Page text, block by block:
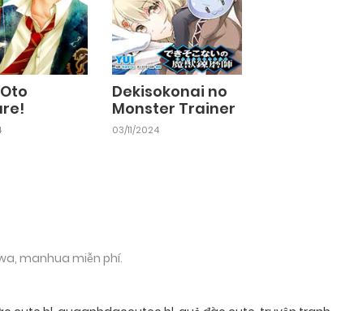
Dekisokonai no
Monster Trainer
03/11/2024
manhua miễn phí.